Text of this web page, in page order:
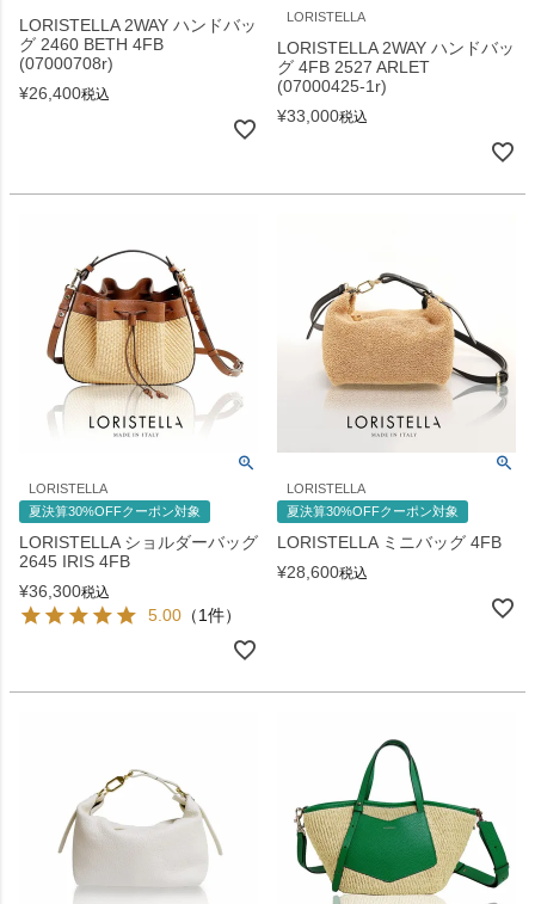
LORISTELLA 2WAY ハンドバッ
グ 2460 BETH 4FB
(07000708r)
¥26,400税込
LORISTELLA
LORISTELLA 2WAY ハンドバッ
グ 4FB 2527 ARLET
(07000425-1r)
¥33,000税込
LORISTELLA
夏決算30%OFFクーポン対象
LORISTELLA ショルダーバッグ
2645 IRIS 4FB
¥36,300税込
5.00 （1件）
LORISTELLA
夏決算30%OFFクーポン対象
LORISTELLA ミニバッグ 4FB
¥28,600税込